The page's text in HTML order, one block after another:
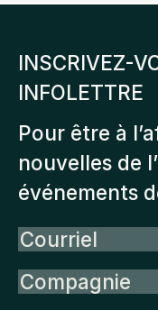
INSCRIVEZ-
INFOLETTRE
Pour être à
nouvelles de
événements
Courriel
Compagnie